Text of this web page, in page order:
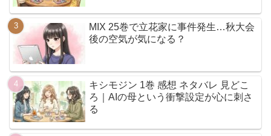
MIX 25巻で立花家に事件発生…秋大会
後の空気が気になる？
キシモジン 1巻 感想 ネタバレ 見どこ
ろ｜AIの母という衝撃設定が心に刺さ
る